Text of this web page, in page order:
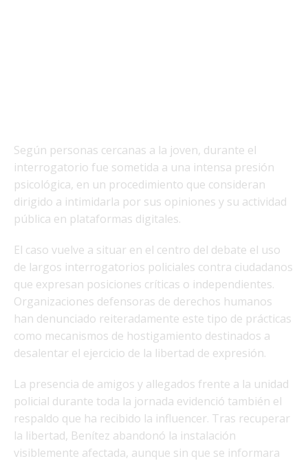
Según personas cercanas a la joven, durante el
interrogatorio fue sometida a una intensa presión
psicológica, en un procedimiento que consideran
dirigido a intimidarla por sus opiniones y su actividad
pública en plataformas digitales.
El caso vuelve a situar en el centro del debate el uso
de largos interrogatorios policiales contra ciudadanos
que expresan posiciones críticas o independientes.
Organizaciones defensoras de derechos humanos
han denunciado reiteradamente este tipo de prácticas
como mecanismos de hostigamiento destinados a
desalentar el ejercicio de la libertad de expresión.
La presencia de amigos y allegados frente a la unidad
policial durante toda la jornada evidenció también el
respaldo que ha recibido la influencer. Tras recuperar
la libertad, Benítez abandonó la instalación
visiblemente afectada, aunque sin que se informara